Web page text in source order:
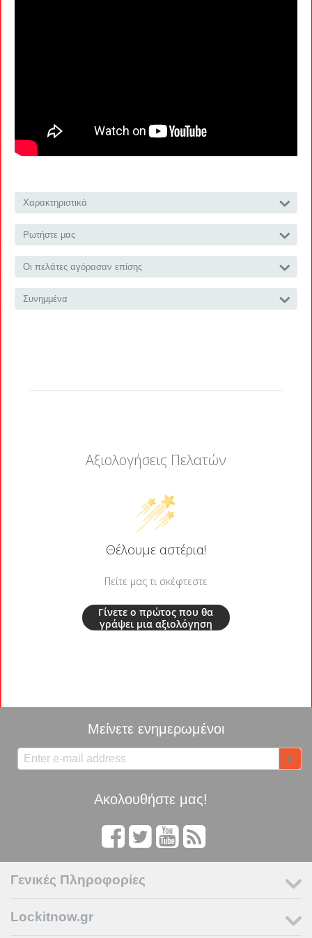
Χαρακτηριστικά
Ρωτήστε μας
Οι πελάτες αγόρασαν επίσης
Συνημμένα
Αξιολογήσεις Πελατών
Θέλουμε αστέρια!
Πείτε μας τι σκέφτεστε
Γίνετε ο πρώτος που θα
γράψει μια αξιολόγηση
Μείνετε ενημερωμένοι
Ακολουθήστε μας!
Γενικές Πληροφορίες
Lockitnow.gr